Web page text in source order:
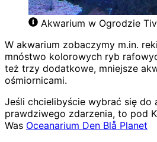
Akwarium w Ogrodzie
W akwarium zobaczymy m.in.
mnóstwo kolorowych ryb
też trzy dodatkowe, mniejsze
ośmiornicami.
Jeśli chcielibyście wybrać się do
prawdziwego zdarzenia, to pod
Was Oceanarium Den Blå Planet